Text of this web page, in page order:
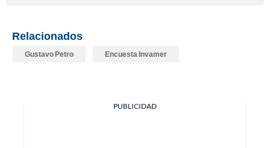
Relacionados
Gustavo Petro Encuesta Invamer
PUBLICIDAD